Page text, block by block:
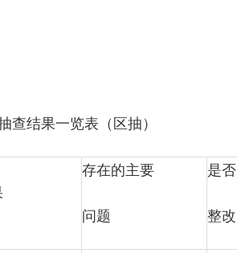
结果一览表（区抽）
存在的主要
问题
是否
整改